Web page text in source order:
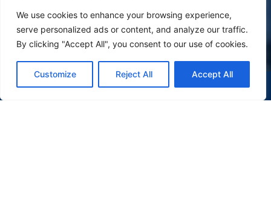
We use cookies to enhance your browsing experience,
serve personalized ads or content, and analyze our traffic.
By clicking "Accept All", you consent to our use of cookies.
Customize Reject All Accept All
(47) 9 9977-7630